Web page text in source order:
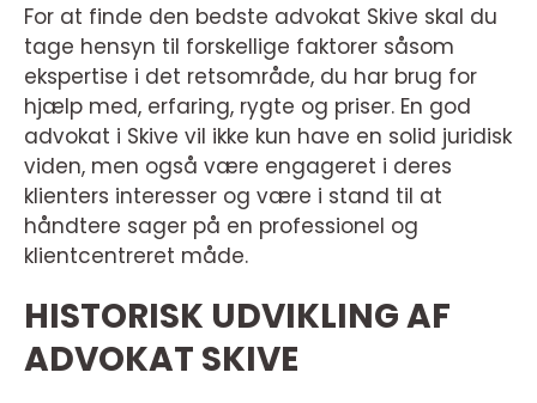
For at finde den bedste advokat Skive skal du
tage hensyn til forskellige faktorer såsom
ekspertise i det retsområde, du har brug for
hjælp med, erfaring, rygte og priser. En god
advokat i Skive vil ikke kun have en solid juridisk
viden, men også være engageret i deres
klienters interesser og være i stand til at
håndtere sager på en professionel og
klientcentreret måde.
HISTORISK UDVIKLING AF
ADVOKAT SKIVE